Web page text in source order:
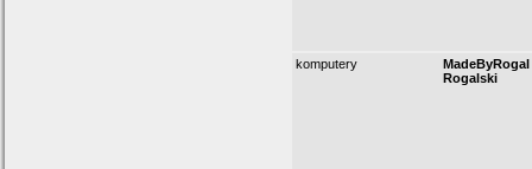
komputery
Rogalski